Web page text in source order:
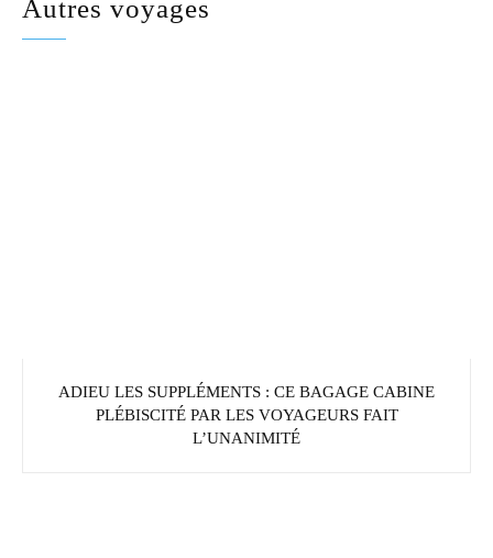
Autres voyages
ADIEU LES SUPPLÉMENTS : CE BAGAGE CABINE
PLÉBISCITÉ PAR LES VOYAGEURS FAIT
L’UNANIMITÉ